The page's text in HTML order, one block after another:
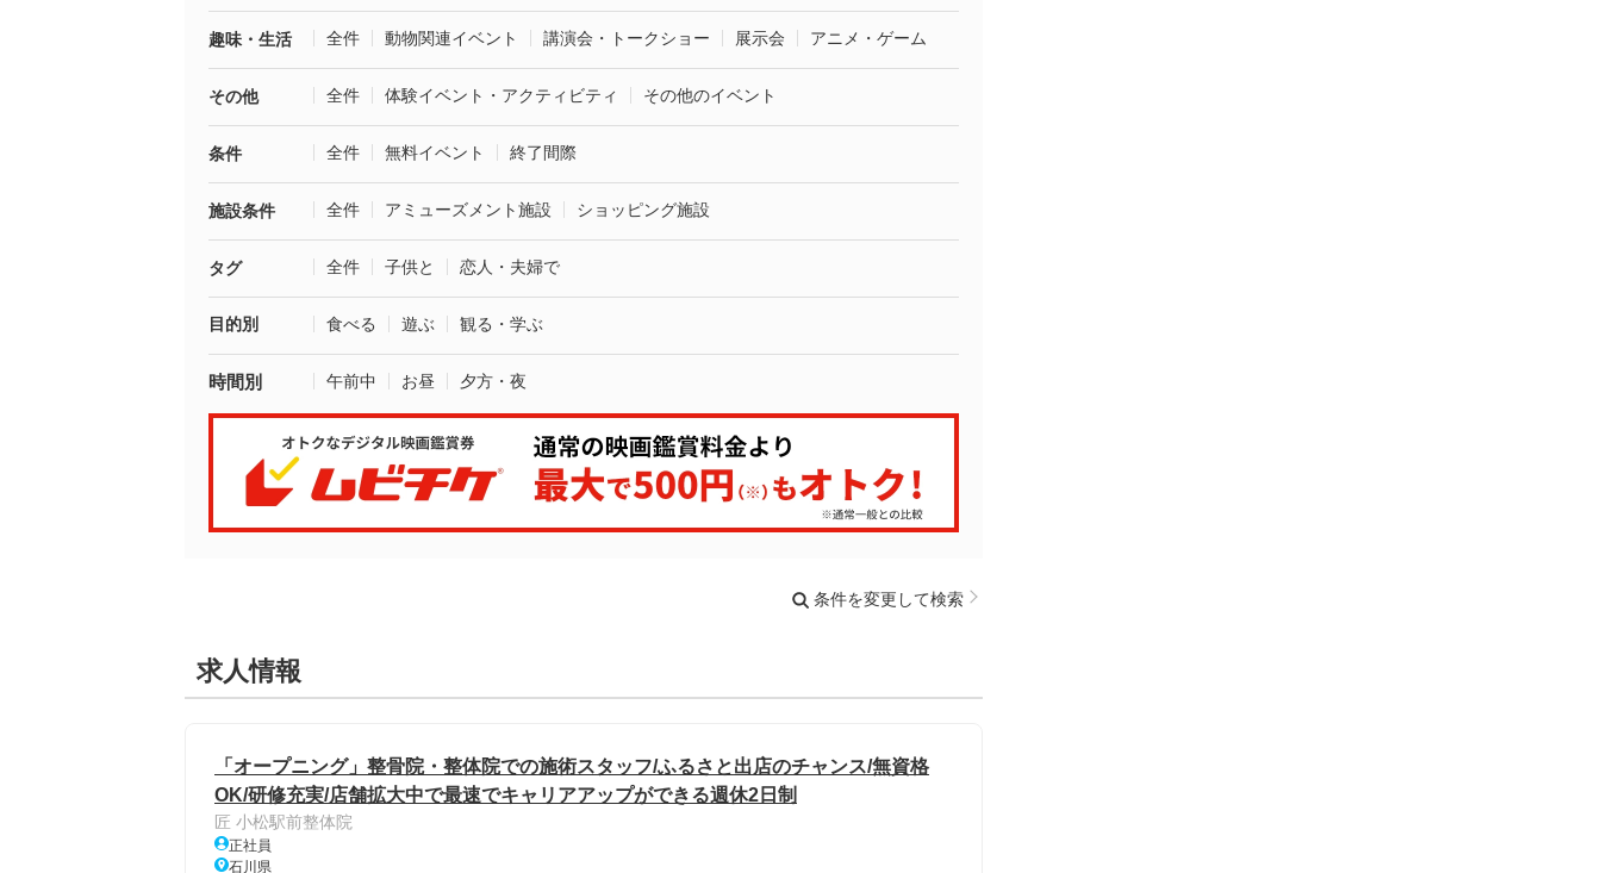
趣味・生活 全件 動物関連イベント 講演会・トークショー 展示会 アニメ・ゲーム
その他 全件 体験イベント・アクティビティ その他のイベント
条件 全件 無料イベント 終了間際
施設条件 全件 アミューズメント施設 ショッピング施設
タグ 全件 子供と 恋人・夫婦で
目的別 食べる 遊ぶ 観る・学ぶ
時間別 午前中 お昼 夕方・夜
条件を変更して検索
求人情報
「オープニング」整骨院・整体院での施術スタッフ/ふるさと出店のチャンス/無資格
OK/研修充実/店舗拡大中で最速でキャリアアップができる週休2日制
匠 小松駅前整体院
正社員
石川県